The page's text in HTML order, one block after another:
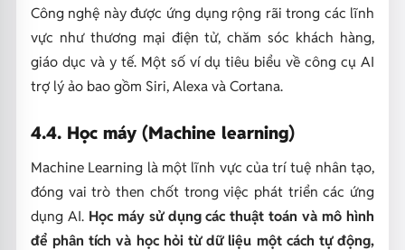
Công nghệ này được ứng dụng rộng rãi trong các lĩnh
vực như thương mại điện tử, chăm sóc khách hàng,
giáo dục và y tế. Một số ví dụ tiêu biểu về công cụ AI
trợ lý ảo bao gồm Siri, Alexa và Cortana.
4.4. Học máy (Machine learning)
Machine Learning là một lĩnh vực của trí tuệ nhân tạo,
đóng vai trò then chốt trong việc phát triển các ứng
dụng AI. Học máy sử dụng các thuật toán và mô hình
để phân tích và học hỏi từ dữ liệu một cách tự động,